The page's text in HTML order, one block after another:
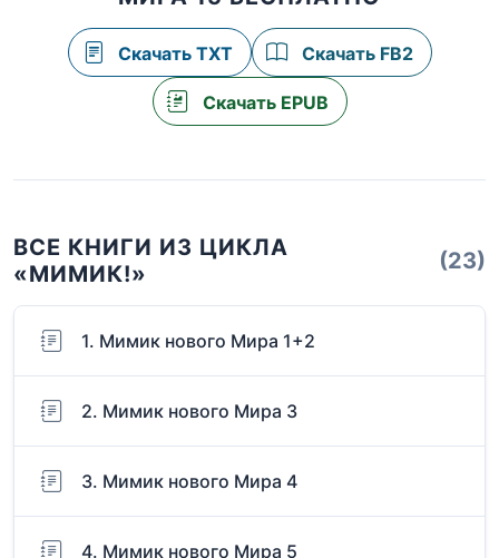
Скачать TXT Скачать FB2
Скачать EPUB
ВСЕ КНИГИ ИЗ ЦИКЛА
«МИМИК!»
(23)
1. Мимик нового Мира 1+2
2. Мимик нового Мира 3
3. Мимик нового Мира 4
4. Мимик нового Мира 5